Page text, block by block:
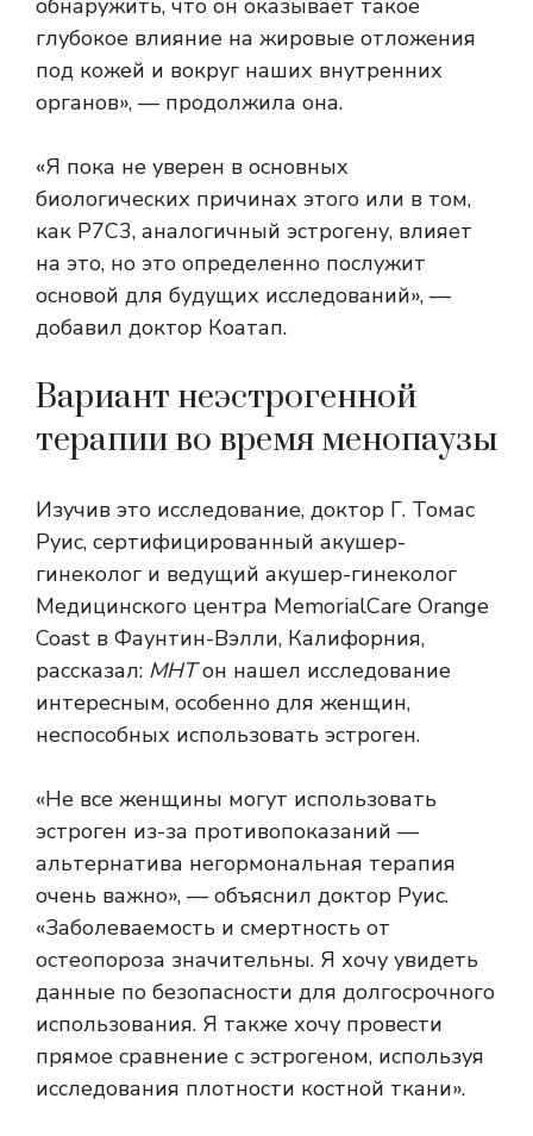
глубокое влияние на жировые отложения
под кожей и вокруг наших внутренних
органов», — продолжила она.
«Я пока не уверен в основных
биологических причинах этого или в том,
как P7C3, аналогичный эстрогену, влияет
на это, но это определенно послужит
основой для будущих исследований», —
добавил доктор Коатап.
Вариант неэстрогенной
терапии во время менопаузы
Изучив это исследование, доктор Г. Томас
Руис, сертифицированный акушер-
гинеколог и ведущий акушер-гинеколог
Медицинского центра MemorialCare Orange
Coast в Фаунтин-Вэлли, Калифорния,
рассказал: МНТон нашел исследование
интересным, особенно для женщин,
неспособных использовать эстроген.
«Не все женщины могут использовать
эстроген из-за противопоказаний —
альтернатива негормональная терапия
очень важно», — объяснил доктор Руис.
«Заболеваемость и смертность от
остеопороза значительны. Я хочу увидеть
данные по безопасности для долгосрочного
использования. Я также хочу провести
прямое сравнение с эстрогеном, используя
исследования плотности костной ткани».